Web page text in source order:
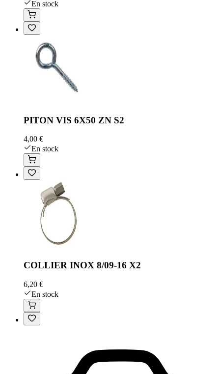
En stock
PITON VIS 6X50 ZN S2
4,00 €
En stock
COLLIER INOX 8/09-16 X2
6,20 €
En stock